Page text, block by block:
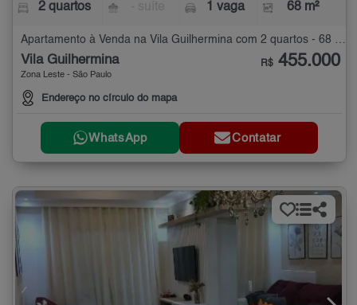
2 quartos 1 vaga 68 m²
Apartamento à Venda na Vila Guilhermina com 2 quartos - 68 m²
Vila Guilhermina
Zona Leste - São Paulo
Endereço no círculo do mapa
R$ 455.000
WhatsApp Contatar